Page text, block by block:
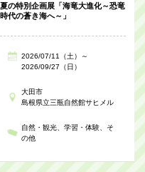
夏の特別企画展「海竜大進化～恐竜
時代の蒼き海へ～」
2026/07/11（土）～
2026/09/27（日）
大田市
島根県立三瓶自然館サヒメル
自然・観光 学習・体験
そ
の他